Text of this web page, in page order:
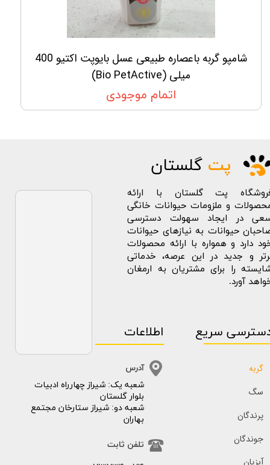
شامپو گربه باعصاره طبیعی عسل بایوپت اکتیو 400
میلی (Bio PetActive)
اتمام موجودی
پت گلستان
پت گلستان با ارائه
و ملزومات حیوانات خانگی
در ایجاد سهولت دسترسی
حیوانات به نیازهای حیوانات
دارد و همواره با ارائه محصولات
و جدید در این عرصه، خدماتی
را برای مشتریان به ارمغان
آورد.
سریع
گربه
سگ
پرندگان
جوندگان
آبزیان
​​شعبه یک: شیراز چهارراه ادبیات
بلوار گلستان
شعبه دو: شیراز ستارخان مجتمع
بهاران
اطلاعات
آدرس
تلفن ثابت